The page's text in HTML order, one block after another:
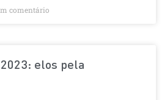
comentário
elos pela